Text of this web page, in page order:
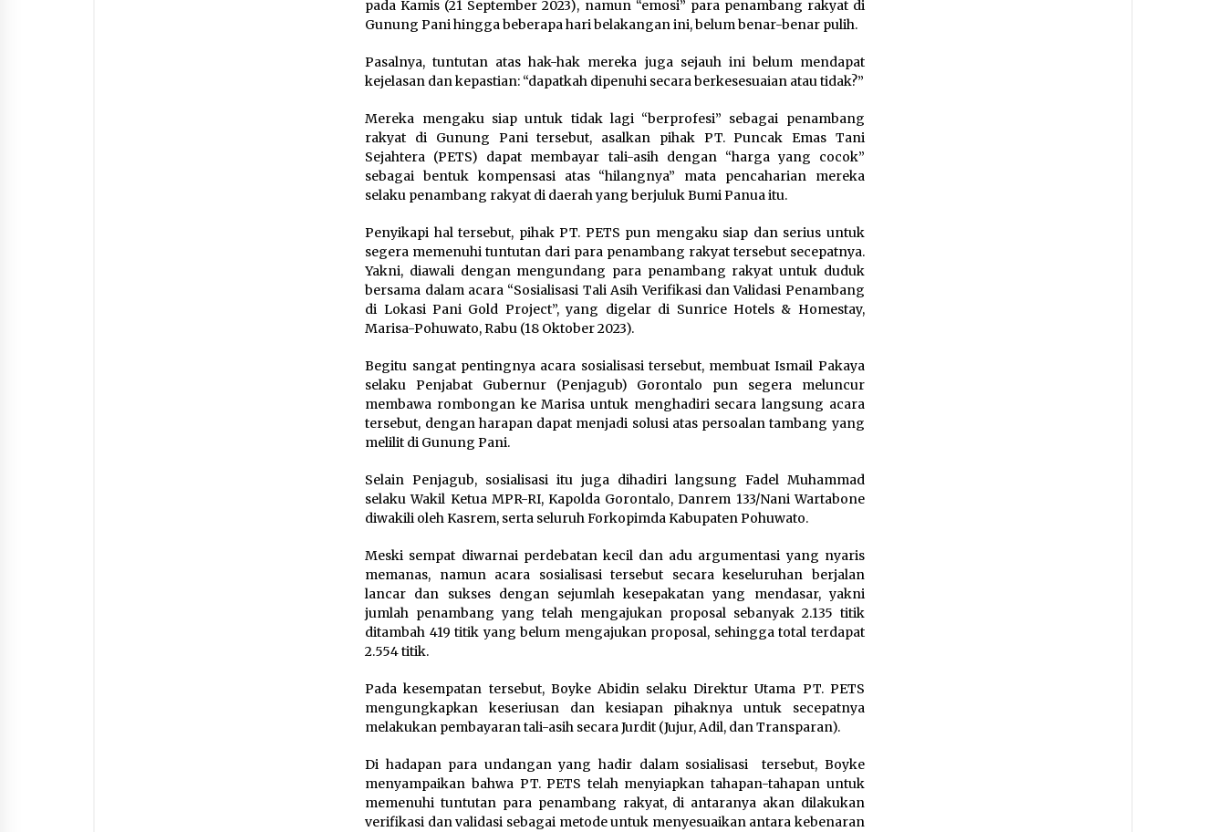
pada Kamis (21 September 2023), namun “emosi” para penambang rakyat di
Gunung Pani hingga beberapa hari belakangan ini, belum benar-benar pulih.
Pasalnya, tuntutan atas hak-hak mereka juga sejauh ini belum mendapat
kejelasan dan kepastian: “dapatkah dipenuhi secara berkesesuaian atau tidak?”
Mereka mengaku siap untuk tidak lagi “berprofesi” sebagai penambang
rakyat di Gunung Pani tersebut, asalkan pihak PT. Puncak Emas Tani
Sejahtera (PETS) dapat membayar tali-asih dengan “harga yang cocok”
sebagai bentuk kompensasi atas “hilangnya” mata pencaharian mereka
selaku penambang rakyat di daerah yang berjuluk Bumi Panua itu.
Penyikapi hal tersebut, pihak PT. PETS pun mengaku siap dan serius untuk
segera memenuhi tuntutan dari para penambang rakyat tersebut secepatnya.
Yakni, diawali dengan mengundang para penambang rakyat untuk duduk
bersama dalam acara “Sosialisasi Tali Asih Verifikasi dan Validasi Penambang
di Lokasi Pani Gold Project”, yang digelar di Sunrice Hotels & Homestay,
Marisa-Pohuwato, Rabu (18 Oktober 2023).
Begitu sangat pentingnya acara sosialisasi tersebut, membuat Ismail Pakaya
selaku Penjabat Gubernur (Penjagub) Gorontalo pun segera meluncur
membawa rombongan ke Marisa untuk menghadiri secara langsung acara
tersebut, dengan harapan dapat menjadi solusi atas persoalan tambang yang
melilit di Gunung Pani.
Selain Penjagub, sosialisasi itu juga dihadiri langsung Fadel Muhammad
selaku Wakil Ketua MPR-RI, Kapolda Gorontalo, Danrem 133/Nani Wartabone
diwakili oleh Kasrem, serta seluruh Forkopimda Kabupaten Pohuwato.
Meski sempat diwarnai perdebatan kecil dan adu argumentasi yang nyaris
memanas, namun acara sosialisasi tersebut secara keseluruhan berjalan
lancar dan sukses dengan sejumlah kesepakatan yang mendasar, yakni
jumlah penambang yang telah mengajukan proposal sebanyak 2.135 titik
ditambah 419 titik yang belum mengajukan proposal, sehingga total terdapat
2.554 titik.
Pada kesempatan tersebut, Boyke Abidin selaku Direktur Utama PT. PETS
mengungkapkan keseriusan dan kesiapan pihaknya untuk secepatnya
melakukan pembayaran tali-asih secara Jurdit (Jujur, Adil, dan Transparan).
Di hadapan para undangan yang hadir dalam sosialisasi tersebut, Boyke
menyampaikan bahwa PT. PETS telah menyiapkan tahapan-tahapan untuk
memenuhi tuntutan para penambang rakyat, di antaranya akan dilakukan
verifikasi dan validasi sebagai metode untuk menyesuaikan antara kebenaran